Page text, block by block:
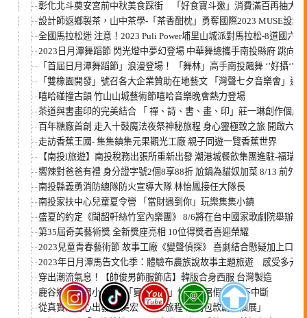
彰化北斗奠安宮前中秋美食踩街 「好食寶斗邀」消費滿百再抽大獎
設計師返鄉製茶，山中茶學-「茶香酣枕」勇奪國際2023 MUSE設計
全國馬拉松迷 注意！2023 Puli Power埔里山城派對馬拉松-8道國六
2023日月潭舞蹈節 閃光燈中夢幻登場 中華舞總攜手南投縣府 跳向全
「首屆日月潭舞蹈節」浪漫登場！ 「舞林」高手南投飆舞 ‘’好攝‘’
「雙橡園開發」號召各大企業贊助在地藝文 「灣聲七夕音樂會」連
嘻哈碰撞古韻 竹山山城藝術節嘻哈音樂晚會熱力登場
茶道與書畫印的完美結合 「 禪、詩、書、畫、印」莊一琳創作個
百年糖廠首創 走入十鼓魔法夜祭神秘旅程 身心靈極致之旅 開啟六感
走訪香蕉王國- 集集鎮集元果觀光工廠 親子同遊一覽香蕉世界
【南投l旅遊】南投稅務出張所重新出發 潮港城餐飲集團進駐-福瑞
嚮辣對爸爸有禮 身分證字號2個8享88折 尬鍋為貓奴加菜 8/13 前外
南投縣義勇消防總隊防火宣導大隊 林怡鳳接任大隊長
南投家扶中心兒童夏令營 「當財遇到你」玩樂集集小鎮
盛夏的約定《聞韶軒絲竹室內樂團》 8/6將在台中國家歌劇院舉辦年
第35屆奇美藝術獎 全新獎座亮相 10位得獎者喜迎榮耀
2023兒童青春藝術節 故事工廠《變聲偵探》 喜劇結合懸疑加上口
2023年日月潭馬告文化季：體驗布農族說故事主題旅遊 感受多元
穿出潮流氣息！【帥俊男飾服飾店】韓版合身西服 台灣製造
鹿谷鄉廣興國小112年「夏日樂學」快樂迎暑假 學習不中斷
從真實的初心出發 葉美宏「人生旅程-系列包款創作個展」